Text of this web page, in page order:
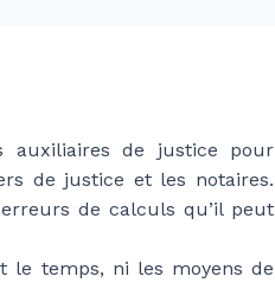
auxiliaires de justice pour
de justice et les notaires.
de calculs qu’il peut
le temps, ni les moyens de